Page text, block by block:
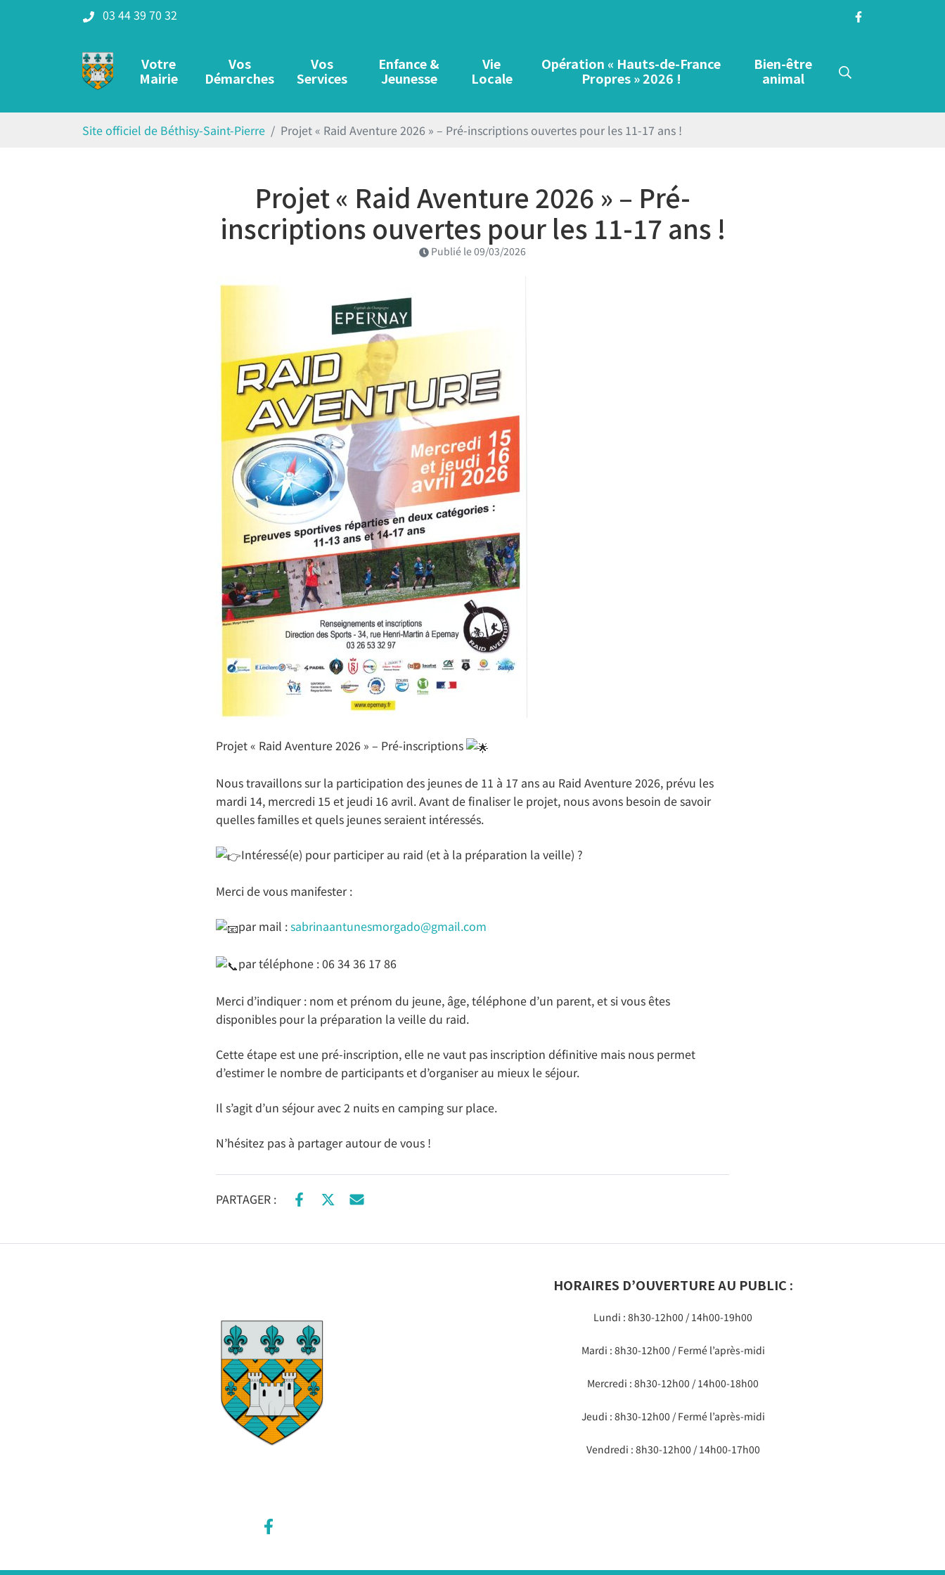
03 44 39 70 32
Site officiel de Béthisy-Saint-Pierre
Votre
Mairie
Vos
Démarches
Vos
Services
Enfance &
Jeunesse
Vie
Locale
Opération « Hauts-de-France
Propres » 2026 !
Bien-être
animal
Site officiel de Béthisy-Saint-Pierre Projet « Raid Aventure 2026 » – Pré-inscriptions ouvertes pour les 11-17 ans !
Projet « Raid Aventure 2026 » – Pré-
inscriptions ouvertes pour les 11-17 ans !
Publié le 09/03/2026
Projet « Raid Aventure 2026 » – Pré‑inscriptions
Nous travaillons sur la participation des jeunes de 11 à 17 ans au Raid Aventure 2026, prévu les
mardi 14, mercredi 15 et jeudi 16 avril. Avant de finaliser le projet, nous avons besoin de savoir
quelles familles et quels jeunes seraient intéressés.
Intéressé(e) pour participer au raid (et à la préparation la veille) ?
Merci de vous manifester :
par mail :sabrinaantunesmorgado@gmail.com
par téléphone : 06 34 36 17 86
Merci d’indiquer : nom et prénom du jeune, âge, téléphone d’un parent, et si vous êtes
disponibles pour la préparation la veille du raid.
Cette étape est une pré‑inscription, elle ne vaut pas inscription définitive mais nous permet
d’estimer le nombre de participants et d’organiser au mieux le séjour.
Il s’agit d’un séjour avec 2 nuits en camping sur place.
N’hésitez pas à partager autour de vous !
PARTAGER :
HORAIRES D’OUVERTURE AU PUBLIC :
Lundi : 8h30-12h00 / 14h00-19h00
Mardi : 8h30-12h00 / Fermé l’après-midi
Mercredi : 8h30-12h00 / 14h00-18h00
Jeudi : 8h30-12h00 / Fermé l’après-midi
Vendredi : 8h30-12h00 / 14h00-17h00